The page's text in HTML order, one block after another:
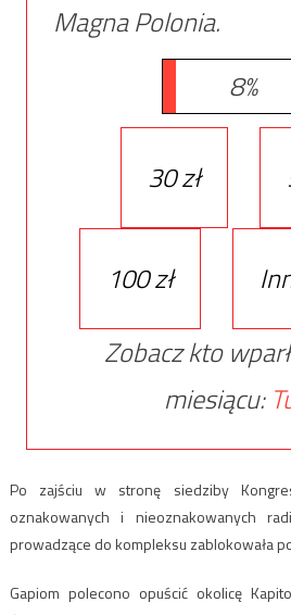
Magna Polonia.
8%
30 zł
100 zł
Zobacz kto
miesiącu:
Po zajściu w stronę siedziby
oznakowanych i nieoznakowanych
prowadzące do kompleksu zablokowała
Gapiom polecono opuścić okolicę